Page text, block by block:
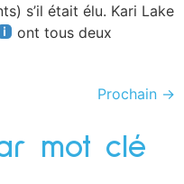
s’il était élu. Kari Lake
ont tous deux
Prochain →
mot clé